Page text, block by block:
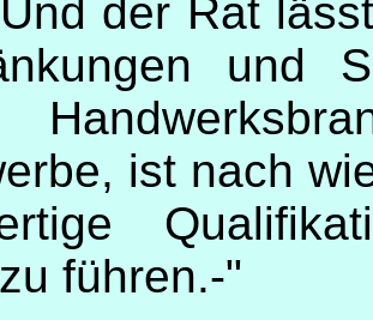
der Rat
und
ist nach
führen.-"